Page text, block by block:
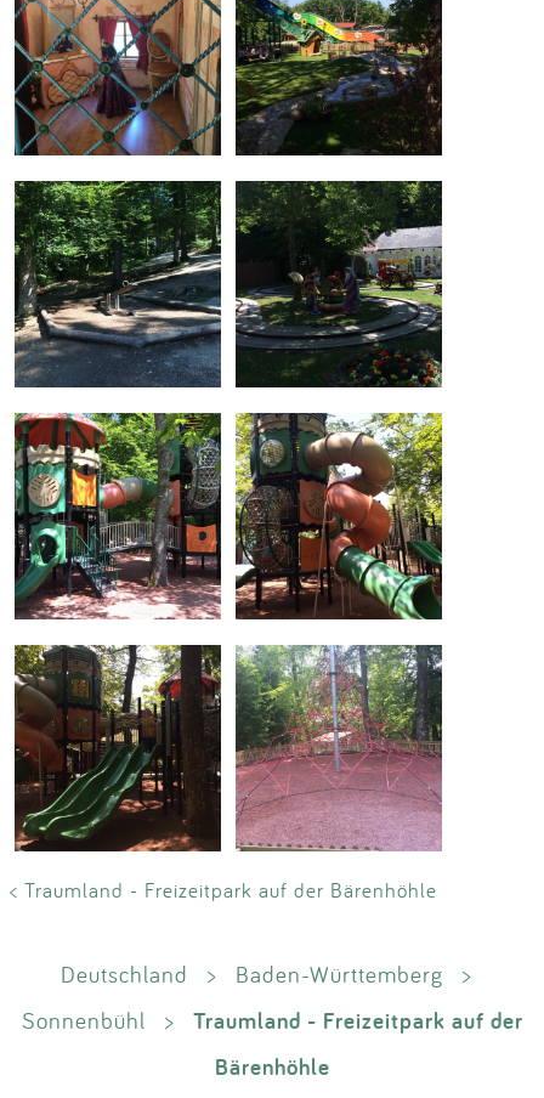
< Traumland - Freizeitpark auf der Bärenhöhle
Deutschland > Baden-Württemberg
>
Sonnenbühl
>
Traumland - Freizeitpark auf der
Bärenhöhle